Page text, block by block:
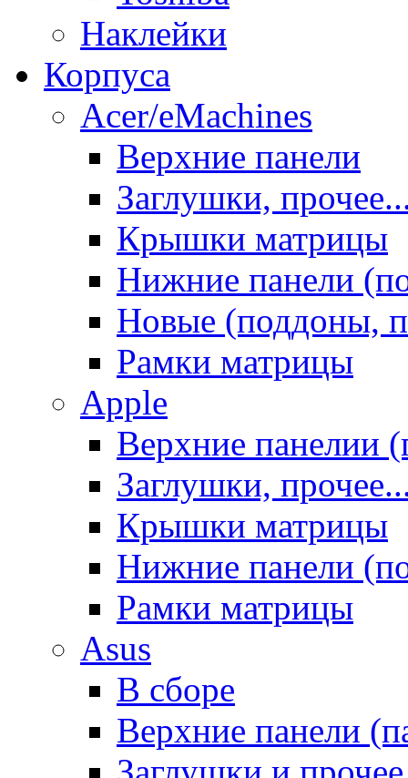
Наклейки
Корпуса
Acer/eMachines
Верхние панели
Заглушки,
Крышки матрицы
Нижние панели
Новые (поддоны,
Рамки матрицы
Apple
Верхние панелии
Заглушки,
Крышки матрицы
Нижние панели
Рамки матрицы
Asus
В сборе
Верхние панели